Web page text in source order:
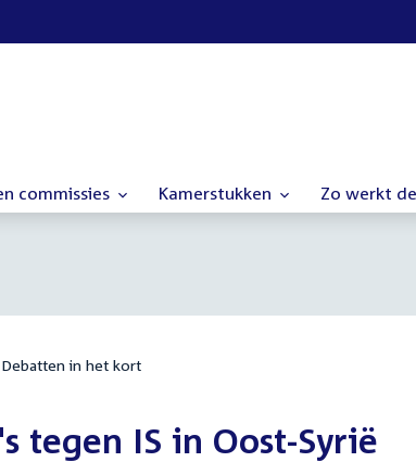
commissies Kamerstukken Zo werkt
Debatten in het kort
tegen IS in Oost-Syrië